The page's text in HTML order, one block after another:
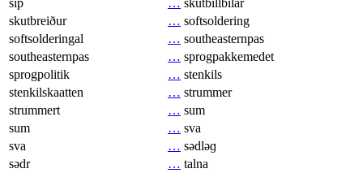
skutbreiður
… softsoldering
softsolderingal
… southeasternpas
southeasternpas
… sprogpakkemedet
sprogpolitik
… stenkils
stenkilskaatten
… strummer
strummert
… sum
sum
… sva
sva
… sədləɡ
sədr
… talna